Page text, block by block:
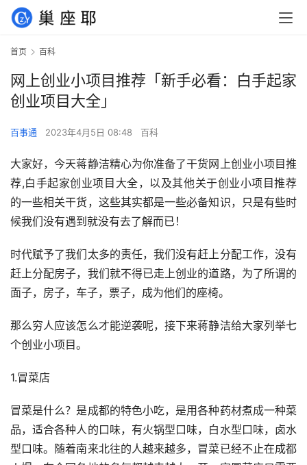
首页 百科
网上创业小项目推荐「新手必看：白手起家
创业项目大全」
百事通 2023年4月5日 08:48 百科
大家好，今天蒋静洁精心为你准备了干货网上创业小项目推
荐,白手起家创业项目大全，以及其他关于创业小项目推荐
的一些相关干货，这些其实都是一些必备知识，只是有些时
候我们没有遇到就没有去了解而已！
时代赋予了我们太多的责任，我们没有赶上分配工作，没有
赶上分配房子，我们就不得已走上创业的道路，为了所谓的
面子，房子，车子，票子，成为他们的座椅。
那么穷人应该怎么才能逆袭呢，接下来蒋静洁给大家列举七
个创业小项目。
1.冒菜店
冒菜是什么？是成都的特色小吃，是用各种药材煮成一种菜
品，适合各种人的口味，有火锅型口味，白水型口味，卤水
型口味。随着南来北往的人越来越多，冒菜已经不止在成都